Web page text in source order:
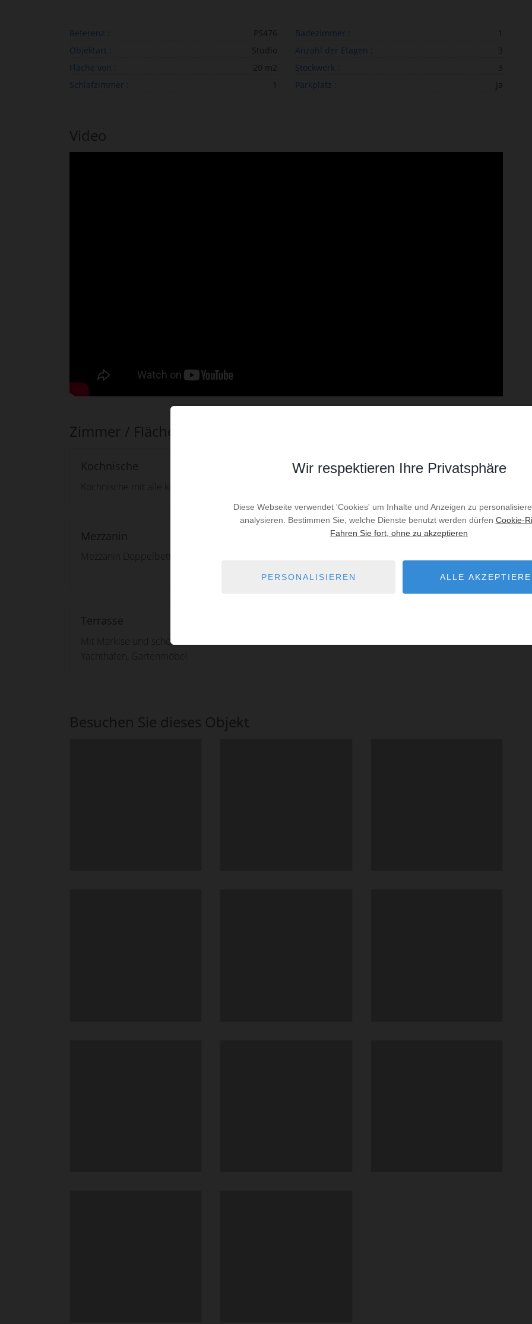
Referenz :
PS476
Objektart :
Studio
Fläche von :
20 m2
Schlafzimmer :
Badezimmer :
Anzahl der Etagen :
3
Stockwerk :
3
Parkplatz :
ja
Video
Zimmer / Flächen
Kochnische
Kochnische mit alle konfort
Wohnzimmer
Mezzanin
Mezzanin Doppelbett 140x190cm
Badezimmer
Waschmaschine
Terrasse
Mit Markise und schönem Blick auf den
Yachthafen, Gartenmöbel
Besuchen Sie dieses Objekt
Wir respektieren Ihre Privatsphäre
Diese Webseite verwendet 'Cookies' um Inhalte und Anzeigen zu
analysieren. Bestimmen Sie, welche Dienste benutzt werden dürfen Cookie-
Fahren Sie fort, ohne zu akzeptieren
PERSONALISIEREN ALLE